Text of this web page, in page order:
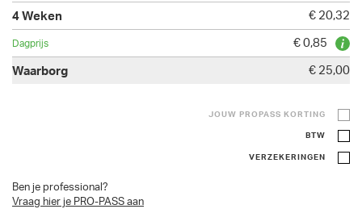
€ 20,32
€ 0,85
€ 25,00
JOUW PROPASS KORTING
BTW
VERZEKERINGEN
Ben je professional?
Vraag hier je PRO-PASS aan